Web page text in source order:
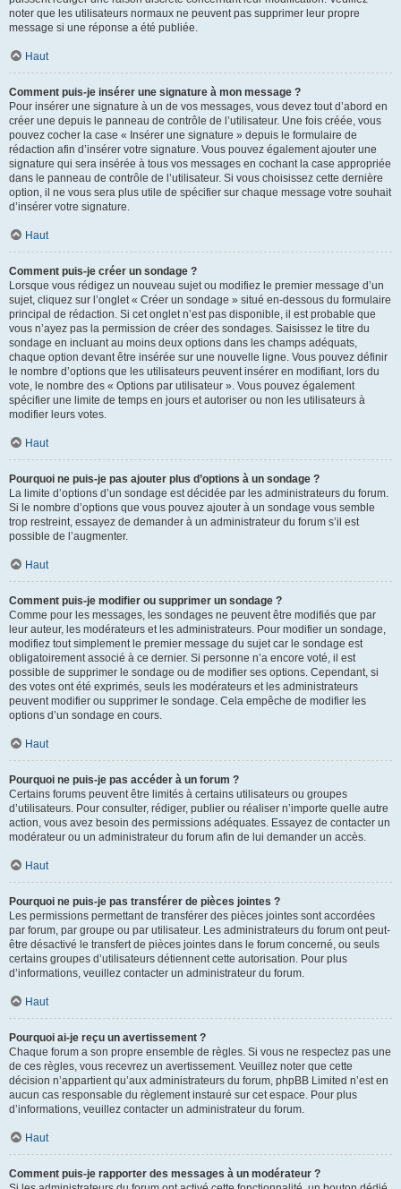
noter que les utilisateurs normaux ne peuvent pas supprimer leur propre
message si une réponse a été publiée.
Haut
Comment puis-je insérer une signature à mon message ?
Pour insérer une signature à un de vos messages, vous devez tout d’abord en
créer une depuis le panneau de contrôle de l’utilisateur. Une fois créée, vous
pouvez cocher la case « Insérer une signature » depuis le formulaire de
rédaction afin d’insérer votre signature. Vous pouvez également ajouter une
signature qui sera insérée à tous vos messages en cochant la case appropriée
dans le panneau de contrôle de l’utilisateur. Si vous choisissez cette dernière
option, il ne vous sera plus utile de spécifier sur chaque message votre souhait
d’insérer votre signature.
Haut
Comment puis-je créer un sondage ?
Lorsque vous rédigez un nouveau sujet ou modifiez le premier message d’un
sujet, cliquez sur l’onglet « Créer un sondage » situé en-dessous du formulaire
principal de rédaction. Si cet onglet n’est pas disponible, il est probable que
vous n’ayez pas la permission de créer des sondages. Saisissez le titre du
sondage en incluant au moins deux options dans les champs adéquats,
chaque option devant être insérée sur une nouvelle ligne. Vous pouvez définir
le nombre d’options que les utilisateurs peuvent insérer en modifiant, lors du
vote, le nombre des « Options par utilisateur ». Vous pouvez également
spécifier une limite de temps en jours et autoriser ou non les utilisateurs à
modifier leurs votes.
Haut
Pourquoi ne puis-je pas ajouter plus d’options à un sondage ?
La limite d’options d’un sondage est décidée par les administrateurs du forum.
Si le nombre d’options que vous pouvez ajouter à un sondage vous semble
trop restreint, essayez de demander à un administrateur du forum s’il est
possible de l’augmenter.
Haut
Comment puis-je modifier ou supprimer un sondage ?
Comme pour les messages, les sondages ne peuvent être modifiés que par
leur auteur, les modérateurs et les administrateurs. Pour modifier un sondage,
modifiez tout simplement le premier message du sujet car le sondage est
obligatoirement associé à ce dernier. Si personne n’a encore voté, il est
possible de supprimer le sondage ou de modifier ses options. Cependant, si
des votes ont été exprimés, seuls les modérateurs et les administrateurs
peuvent modifier ou supprimer le sondage. Cela empêche de modifier les
options d’un sondage en cours.
Haut
Pourquoi ne puis-je pas accéder à un forum ?
Certains forums peuvent être limités à certains utilisateurs ou groupes
d’utilisateurs. Pour consulter, rédiger, publier ou réaliser n’importe quelle autre
action, vous avez besoin des permissions adéquates. Essayez de contacter un
modérateur ou un administrateur du forum afin de lui demander un accès.
Haut
Pourquoi ne puis-je pas transférer de pièces jointes ?
Les permissions permettant de transférer des pièces jointes sont accordées
par forum, par groupe ou par utilisateur. Les administrateurs du forum ont peut-
être désactivé le transfert de pièces jointes dans le forum concerné, ou seuls
certains groupes d’utilisateurs détiennent cette autorisation. Pour plus
d’informations, veuillez contacter un administrateur du forum.
Haut
Pourquoi ai-je reçu un avertissement ?
Chaque forum a son propre ensemble de règles. Si vous ne respectez pas une
de ces règles, vous recevrez un avertissement. Veuillez noter que cette
décision n’appartient qu’aux administrateurs du forum, phpBB Limited n’est en
aucun cas responsable du règlement instauré sur cet espace. Pour plus
d’informations, veuillez contacter un administrateur du forum.
Haut
Comment puis-je rapporter des messages à un modérateur ?